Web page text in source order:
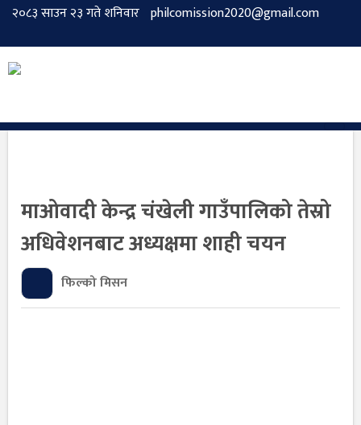
२०८३ साउन २३ गते शनिवार philcomission2020@gmail.com
माओवादी केन्द्र चंखेली गाउँपालिको तेस्रो
अधिवेशनबाट अध्यक्षमा शाही चयन
फिल्को मिसन